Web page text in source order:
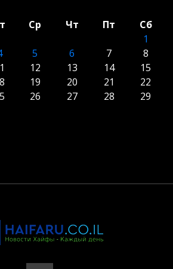
Ср Чт Пт
Сб
1
5 6 7
8
12 13 14
15
19 20 21
22
26 27 28
29